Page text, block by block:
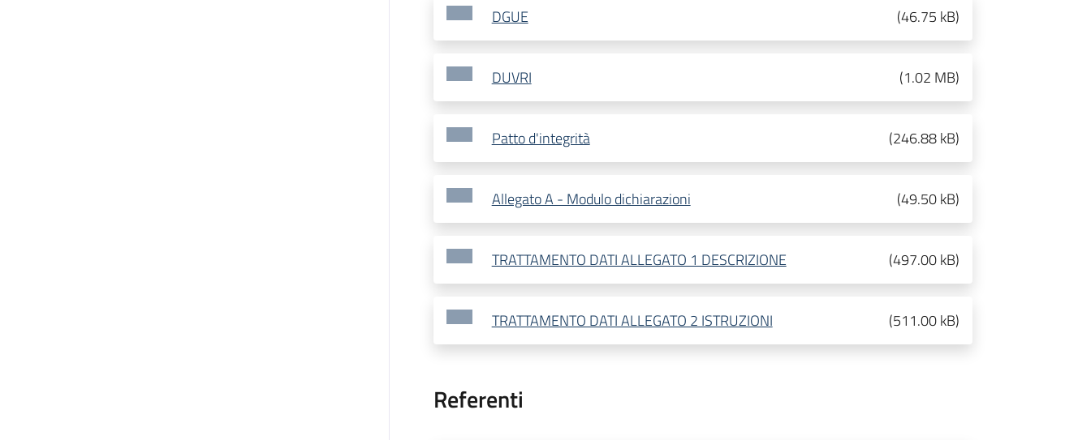
DGUE (46.75 kB)
DUVRI (1.02 MB)
Patto d'integrità (246.88 kB)
Allegato A - Modulo dichiarazioni (49.50 kB)
TRATTAMENTO DATI ALLEGATO 1 DESCRIZIONE (497.00 kB)
TRATTAMENTO DATI ALLEGATO 2 ISTRUZIONI (511.00 kB)
Referenti